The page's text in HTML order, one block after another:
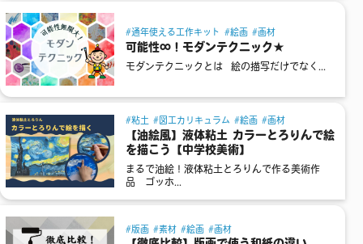
通年使える工作キット 絵画 画材
可能性∞！モダンテクニック★
モダンテクニックとは 絵の描写だけでなく...
粘土 図工カリキュラム 絵画 画材
【油絵風】液体粘土 カラーとろりんで絵
を描こう【中学校美術】
まるで油絵！液体粘土とろりんで作る美術作
品 ゴッホ...
版画 素材 絵画 画材